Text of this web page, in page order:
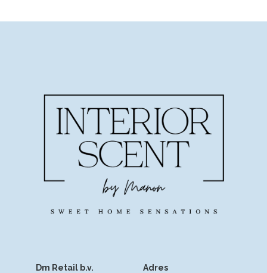
Adres
Dm Retail b.v.